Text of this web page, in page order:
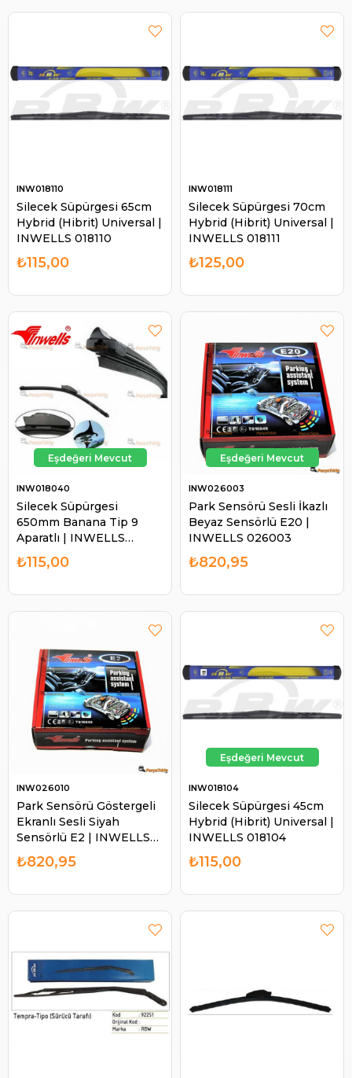
Silecek Süpürgesi 65cm
Hybrid (Hibrit) Universal |
INWELLS 018110
INW018110
₺115,00
Silecek Süpürgesi 70cm
Hybrid (Hibrit) Universal |
INWELLS 018111
INW018111
₺125,00
Silecek Süpürgesi
650mm Banana Tip 9
Aparatlı | INWELLS
018040
INW018040
₺115,00
Park Sensörü Sesli İkazlı
Beyaz Sensörlü E20 |
INWELLS 026003
INW026003
₺820,95
Park Sensörü Göstergeli
Ekranlı Sesli Siyah
Sensörlü E2 | INWELLS
026010
INW026010
₺820,95
Silecek Süpürgesi 45cm
Hybrid (Hibrit) Universal |
INWELLS 018104
INW018104
₺115,00